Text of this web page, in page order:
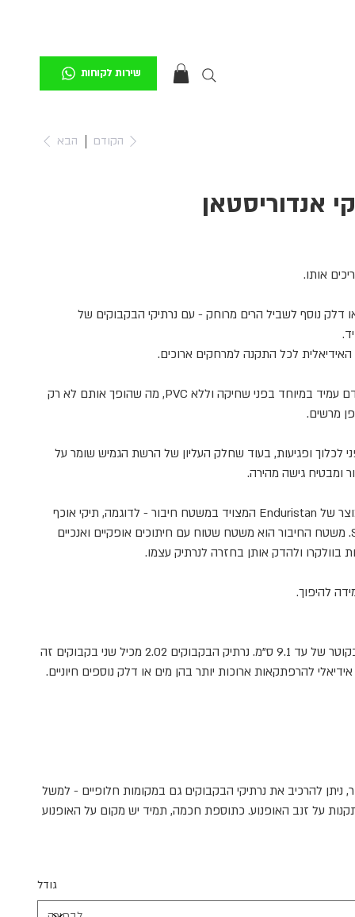
שירות לקוחות
הקודם הבא
אנדוריסטאן
אותו.
דלק נוסף לשביל הרים מרוחק - עם נרתיקי הבקבוקים של
לכל התקנה למרחקים ארוכים.
מה שהופך אותם לא רק
מרשים.
לכלוך ופגיעות, בעוד שחלק העליון של הרשת הגמיש שומר על
ומבטיח גישה מהירה.
של
המצויד במשטח חיבור - לדוגמה, תיקי אוכף
משטח החיבור הוא משטח שטוח עם חיתוכים אופקיים ואנכיים
ולהדק אותן בחזרה לנרתיק עצמו.
להיפוך.
נרתיק הבקבוקים 2.01 מכיל בקבוק אחד בקוטר של עד 9.1 ס"מ. נרתיק הבקבוקים 2.02 מכיל שני בקבוקים זה
.
ניתן להרכיב את נרתיקי הבקבוקים גם במקומות חלופיים - למשל
על זנב האופנוע. כתוספת חכמה, תמיד יש מקום על האופנוע
גודל